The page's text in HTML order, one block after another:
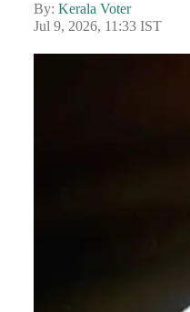
By: Kerala Voter
Jul 9, 2026, 11:33 IST